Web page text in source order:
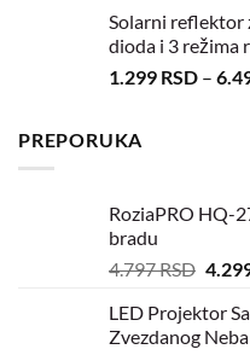
Solarni reflektor
dioda i 3 režima
1.299 RSD –
PREPORUKA
RoziaPRO HQ-
bradu
4.797RSD
LED Projektor
Zvezdanog